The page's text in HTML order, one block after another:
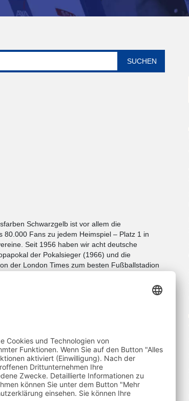
Schwarzgelb ist vor allem die
Fans zu jedem Heimspiel – Platz 1 in
Seit 1956 haben wir acht deutsche
der Pokalsieger (1966) und die
der London Times zum besten Fußballstadion
Borussia Dortmund mit
neuer Repräsentanz in
Singapur
23.06.2014